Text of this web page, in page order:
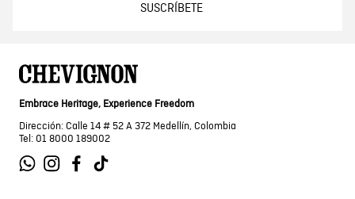
SUSCRÍBETE
Embrace Heritage, Experience Freedom
Dirección: Calle 14 # 52 A 372 Medellín, Colombia
Tel: 01 8000 189002